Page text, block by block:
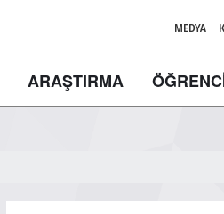
MEDYA
ARAŞTIRMA